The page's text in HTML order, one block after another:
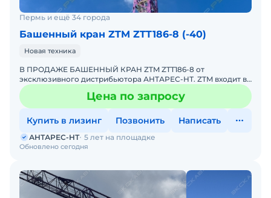
Пермь и ещё 34 города
Башенный кран ZTM ZTT186-8 (-40)
Новая техника
В ПРОДАЖЕ БАШЕННЫЙ КРАН ZTM ZTT186-8 от
эксклюзивного дистрибьютора АНТАРЕС-НТ. ZTM входит в
ТОП-10 мировых производителей башенных кранов.
Комплектация крана ZЦена по запросу
Купить в лизинг Позвонить Написать
Обновлено сегодня
АНТАРЕС-НТ 5 лет на площадке